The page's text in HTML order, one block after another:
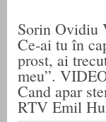
Sorin Ovidiu
Ce-ai tu în
prost, ai
meu”.
Cand apar
RTV Emil